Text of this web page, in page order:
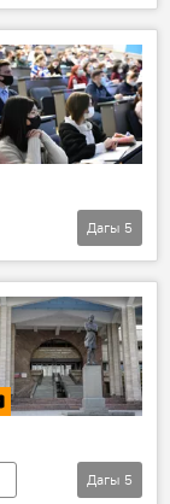
Дагы 5
Дагы 5